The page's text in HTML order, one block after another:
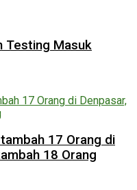
Testing Masuk
17 Orang di
18 Orang